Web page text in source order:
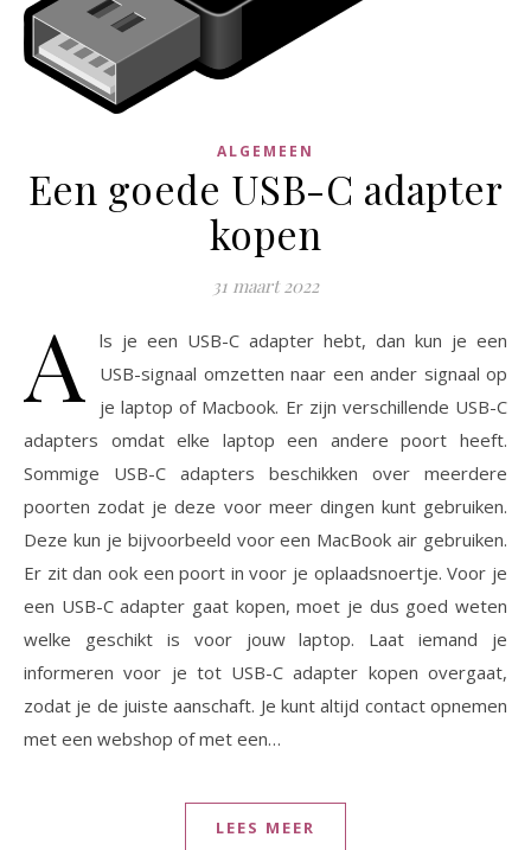
ALGEMEEN
Een goede USB-C adapter
kopen
31 maart 2022
A
ls je een USB-C adapter hebt, dan kun je een
USB-signaal omzetten naar een ander signaal op
je laptop of Macbook. Er zijn verschillende USB-C
adapters omdat elke laptop een andere poort heeft.
Sommige USB-C adapters beschikken over meerdere
poorten zodat je deze voor meer dingen kunt gebruiken.
Deze kun je bijvoorbeeld voor een MacBook air gebruiken.
Er zit dan ook een poort in voor je oplaadsnoertje. Voor je
een USB-C adapter gaat kopen, moet je dus goed weten
welke geschikt is voor jouw laptop. Laat iemand je
informeren voor je tot USB-C adapter kopen overgaat,
zodat je de juiste aanschaft. Je kunt altijd contact opnemen
met een webshop of met een…
LEES MEER